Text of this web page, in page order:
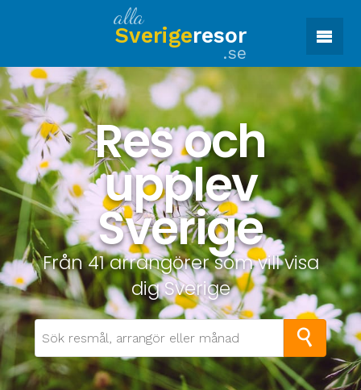
alla
Sverigeresor
.se
Res och
upplev
Sverige
Från 41 arrangörer som vill visa
dig Sverige